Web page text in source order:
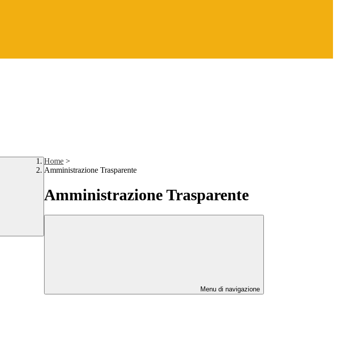
Home >
Amministrazione Trasparente
Amministrazione Trasparente
Menu di navigazione